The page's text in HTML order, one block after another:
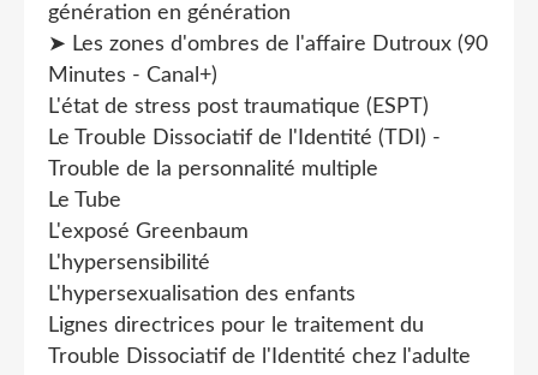
génération en génération
➤ Les zones d'ombres de l'affaire Dutroux (90
Minutes - Canal+)
L'état de stress post traumatique (ESPT)
Le Trouble Dissociatif de l'Identité (TDI) -
Trouble de la personnalité multiple
Le Tube
L'exposé Greenbaum
L'hypersensibilité
L'hypersexualisation des enfants
Lignes directrices pour le traitement du
Trouble Dissociatif de l'Identité chez l'adulte